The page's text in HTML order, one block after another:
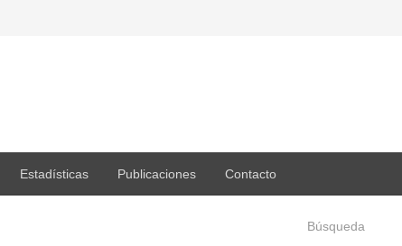
Estadísticas Publicaciones Contacto
Búsqueda